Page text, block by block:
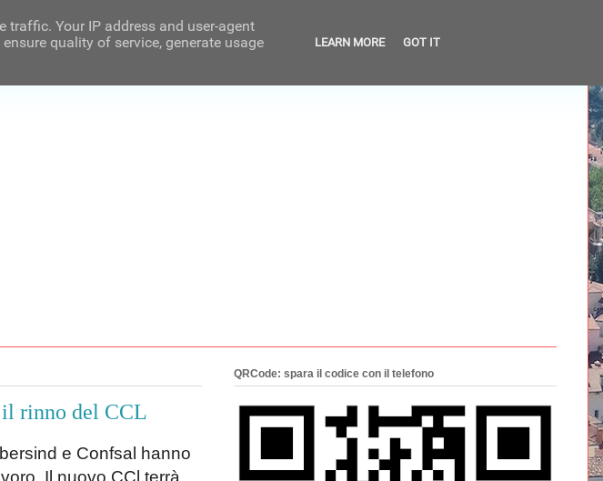
rinno del CCL
e Confsal hanno
Il nuovo CCl terrà
QRCode: spara il codice con il telefono
Your IP address and user-agent
quality of service, generate usage
LEARN MORE GOT IT